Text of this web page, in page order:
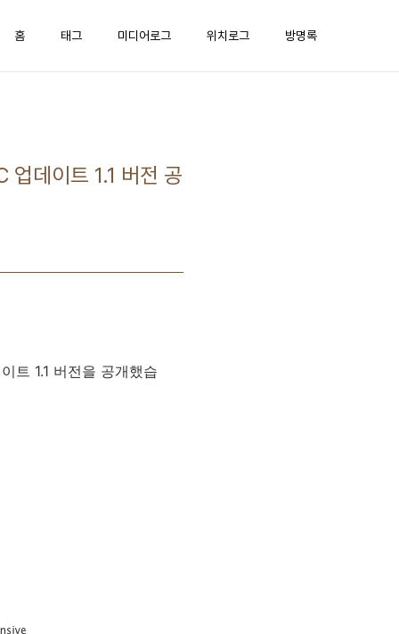
홈 태그 미디어로그 위치로그 방명록
업데이트 1.1 버전 공
트 1.1 버전을 공개했습